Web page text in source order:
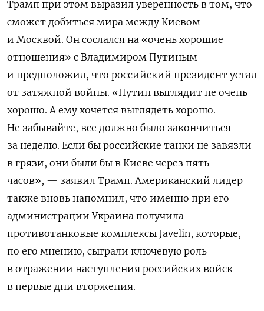
Трамп при этом выразил уверенность в том, что
сможет добиться мира между Киевом
и Москвой. Он сослался на «очень хорошие
отношения» с Владимиром Путиным
и предположил, что российский президент устал
от затяжной войны. «Путин выглядит не очень
хорошо. А ему хочется выглядеть хорошо.
Не забывайте, все должно было закончиться
за неделю. Если бы российские танки не завязли
в грязи, они были бы в Киеве через пять
часов», — заявил Трамп. Американский лидер
также вновь напомнил, что именно при его
администрации Украина получила
противотанковые комплексы Javelin, которые,
по его мнению, сыграли ключевую роль
в отражении наступления российских войск
в первые дни вторжения.